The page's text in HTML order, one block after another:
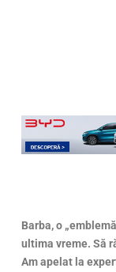
Barba, o
ultima vreme. Să
Am apelat la